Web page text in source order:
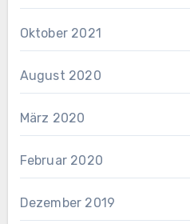
Oktober 2021
August 2020
März 2020
Februar 2020
Dezember 2019